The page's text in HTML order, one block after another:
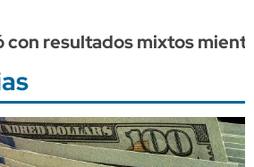
resultados mixtos